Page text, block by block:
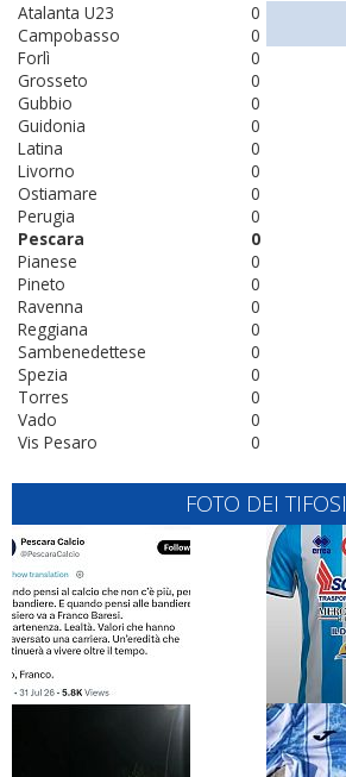
0
Atalanta U23
0
Campobasso
0
Forlì
0
Grosseto
0
Gubbio
0
Guidonia
0
Latina
0
Livorno
0
Ostiamare
0
Perugia
0
Pescara
0
Pianese
0
Pineto
0
Ravenna
0
Reggiana
0
Sambenedettese
0
Spezia
0
Torres
0
Vado
0
Vis Pesaro
FOTO DEI TIFOSI